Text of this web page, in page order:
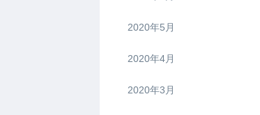
2020年5月
2020年4月
2020年3月